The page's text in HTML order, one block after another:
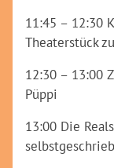
11:45 – 12:30
Theaterstück
12:30 – 13:00
Püppi
13:00 Die